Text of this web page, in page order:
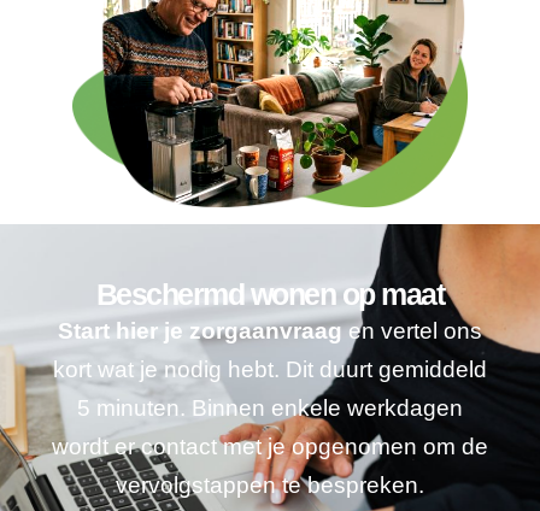
Beschermd wonen op maat
Start hier je zorgaanvraagen vertel ons
kort wat je nodig hebt. Dit duurt gemiddeld
5 minuten. Binnen enkele werkdagen
wordt er contact met je opgenomen om de
vervolgstappen te bespreken.